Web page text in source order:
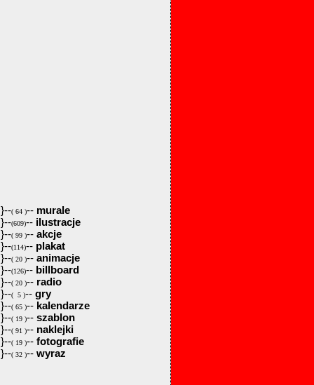
}--( 64 )-- murale
}--(609)-- ilustracje
}--( 99 )-- akcje
}--(114)-- plakat
}--( 20 )-- animacje
}--(126)-- billboard
}--( 20 )-- radio
}--( 5 )-- gry
}--( 65 )-- kalendarze
}--( 19 )-- szablon
}--( 91 )-- naklejki
}--( 19 )-- fotografie
}--( 32 )-- wyraz